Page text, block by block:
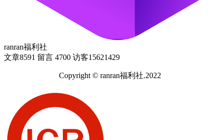
ranran福利社
文章8591 留言 4700 访客15621429
Copyright © ranran福利社.2022